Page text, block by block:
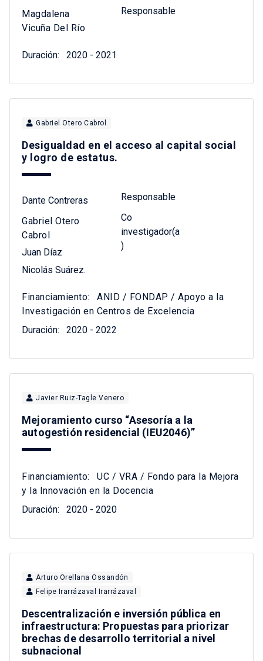
Magdalena
Vicuña Del Río
Responsable
Duración: 2020 - 2021
Gabriel Otero Cabrol
Desigualdad en el acceso al capital social
y logro de estatus.
Dante Contreras Responsable
Gabriel Otero
Cabrol
Juan Díaz
Nicolás Suárez.
Co
investigador(a
)
Financiamiento:
ANID / FONDAP / Apoyo a la
Investigación en Centros de Excelencia
Duración:
2020 - 2022
Javier Ruiz-Tagle Venero
Mejoramiento curso “Asesoría a la
autogestión residencial (IEU2046)”
Financiamiento:
UC / VRA / Fondo para la Mejora
y la Innovación en la Docencia
Duración:
2020 - 2020
Arturo Orellana Ossandón
Felipe Irarrázaval Irarrázaval
Descentralización e inversión pública en
infraestructura: Propuestas para priorizar
brechas de desarrollo territorial a nivel
subnacional